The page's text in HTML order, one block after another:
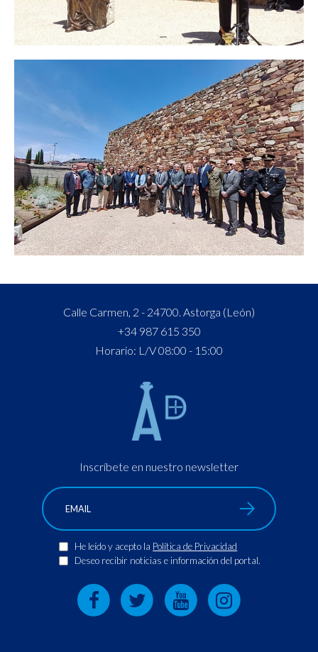
Calle Carmen, 2 - 24700. Astorga (León)
+34 987 615 350
Horario: L/V 08:00 - 15:00
Inscríbete en nuestro newsletter
He leído y acepto la Política de Privacidad
Deseo recibir noticias e información del portal.